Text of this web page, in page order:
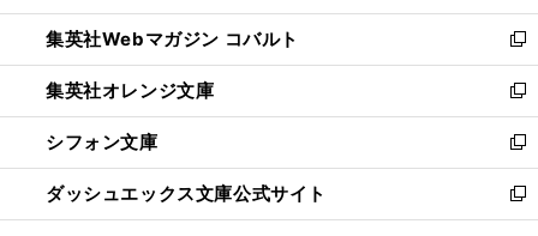
開
く
ウ
で
開
く
ン
ド
ウ
で
開
く
ウ
ィ
ン
ド
ウ
で
開
く
集英社Webマガジン コバルト
新
し
い
ウ
ィ
ン
ド
ウ
集英社オレンジ文庫
新
し
い
ウ
ィ
ン
シフォン文庫
新
し
い
ウ
ダッシュエックス文庫公式サイト
新
し